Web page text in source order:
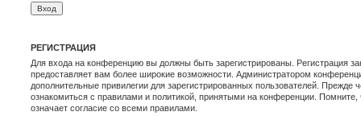
РЕГИСТРАЦИЯ
Для входа на конференцию вы должны быть зарегистрированы. Регистрация
предоставляет вам более широкие возможности. Администратором
дополнительные привилегии для зарегистрированных пользователей. Прежде
ознакомиться с правилами и политикой, принятыми на конференции.
означает согласие со всеми правилами.